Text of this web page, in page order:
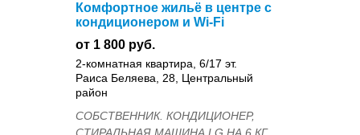
Комфортное жильё в центре с
кондиционером и Wi-Fi
от 1 800 руб.
2-комнатная квартира, 6/17 эт.
Раиса Беляева, 28, Центральный
район
СОБСТВЕННИК. КОНДИЦИОНЕР,